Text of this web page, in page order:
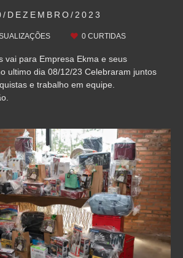
DEZEMBRO/2023
0CURTIDAS
vai para Empresa Ekma e seus
ultimo dia 08/12/23 Celebraram juntos
e trabalho em equipe.